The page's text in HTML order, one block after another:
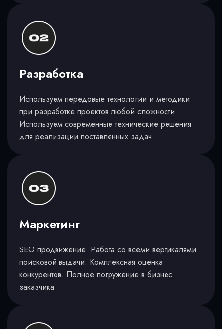
Разработка
Используем передовые технологии и методики
при разработке проектов любой сложности.
Используем современные технические решения
для реализации поставленных задач
Маркетинг
SEO продвижение. Работа со всеми вертикалями
поисковой выдачи. Комплексная оценка
конкурентов. Полное погружение в бизнес
заказчика